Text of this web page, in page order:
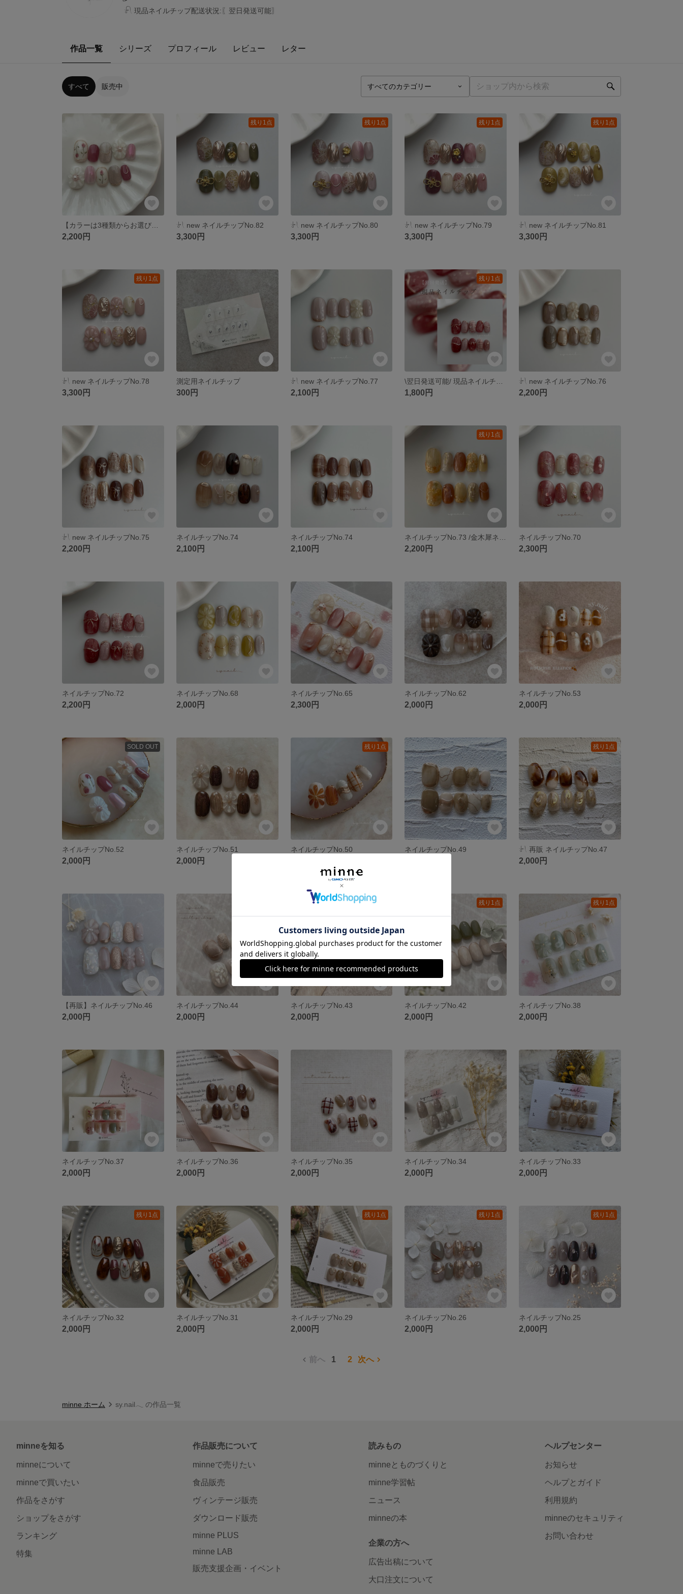
︎︎︎︎‎‪𓍯 ‬現品ネイルチップ配送状況:〖翌日発送可能〗
作品一覧 シリーズ プロフィール レビュー レター
すべて 販売中
2,200円
残り1点
𓍯 ‬new ネイルチップNo.82
3,300円
残り1点
𓍯 ‬new ネイルチップNo.80
3,300円
残り1点
𓍯 ‬new ネイルチップNo.79
3,300円
残り1点
𓍯 ‬new ネイルチップNo.81
3,300円
残り1点
𓍯 ‬new ネイルチップNo.78
3,300円
測定用ネイルチップ
300円
𓍯 ‬new ネイルチップNo.77
2,100円
残り1点
1,800円
𓍯 ‬new ネイルチップNo.76
2,200円
𓍯 ‬new ネイルチップNo.75
2,200円
ネイルチップNo.74
2,100円
ネイルチップNo.74
2,100円
残り1点
2,200円
ネイルチップNo.70
2,300円
ネイルチップNo.72
2,200円
ネイルチップNo.68
2,000円
ネイルチップNo.65
2,300円
ネイルチップNo.62
2,000円
ネイルチップNo.53
2,000円
SOLD OUT
ネイルチップNo.52
2,000円
ネイルチップNo.51
2,000円
残り1点
ネイルチップNo.50 ネイルチップNo.49
残り1点
‎‪𓍯 ‬再販‎‪ ネイルチップNo.47
2,000円
【再販】ネイルチップNo.46
2,000円
ネイルチップNo.44
2,000円
ネイルチップNo.43
2,000円
残り1点
ネイルチップNo.42
2,000円
残り1点
ネイルチップNo.38
2,000円
ネイルチップNo.37
2,000円
ネイルチップNo.36
2,000円
ネイルチップNo.35
2,000円
ネイルチップNo.34
2,000円
ネイルチップNo.33
2,000円
残り1点
ネイルチップNo.32
2,000円
ネイルチップNo.31
2,000円
残り1点
ネイルチップNo.29
2,000円
残り1点
ネイルチップNo.26
2,000円
残り1点
ネイルチップNo.25
2,000円
前へ 1 2 次へ
minne ホーム sy.nail𓂃 の作品一覧
minneを知る
minneについて
minneで買いたい
作品をさがす
ショップをさがす
ランキング
特集
作品販売について
minneで売りたい
食品販売
ヴィンテージ販売
ダウンロード販売
minne PLUS
minne LAB
販売支援企画・イベント
読みもの
minneとものづくりと
minne学習帖
ニュース
minneの本
企業の方へ
広告出稿について
大口注文について
ヘルプセンター
お知らせ
ヘルプとガイド
利用規約
minneのセキュリティ
お問い合わせ